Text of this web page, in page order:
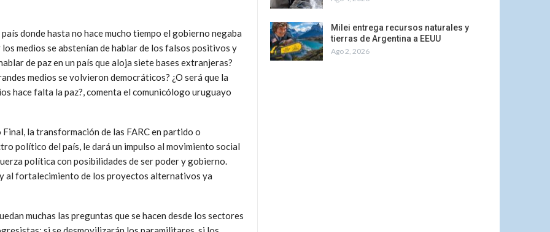
donde hasta no hace mucho tiempo el gobierno negaba
medios se abstenían de hablar de los falsos positivos y
de paz en un país que aloja siete bases extranjeras?
medios se volvieron democráticos? ¿O será que la
hace falta la paz?, comenta el comunicólogo uruguayo
la transformación de las FARC en partido o
político del país, le dará un impulso al movimiento social
política con posibilidades de ser poder y gobierno.
al fortalecimiento de los proyectos alternativos ya
muchas las preguntas que se hacen desde los sectores
Milei entrega recursos naturales y
tierras de Argentina a EEUU
Ago 2, 2026